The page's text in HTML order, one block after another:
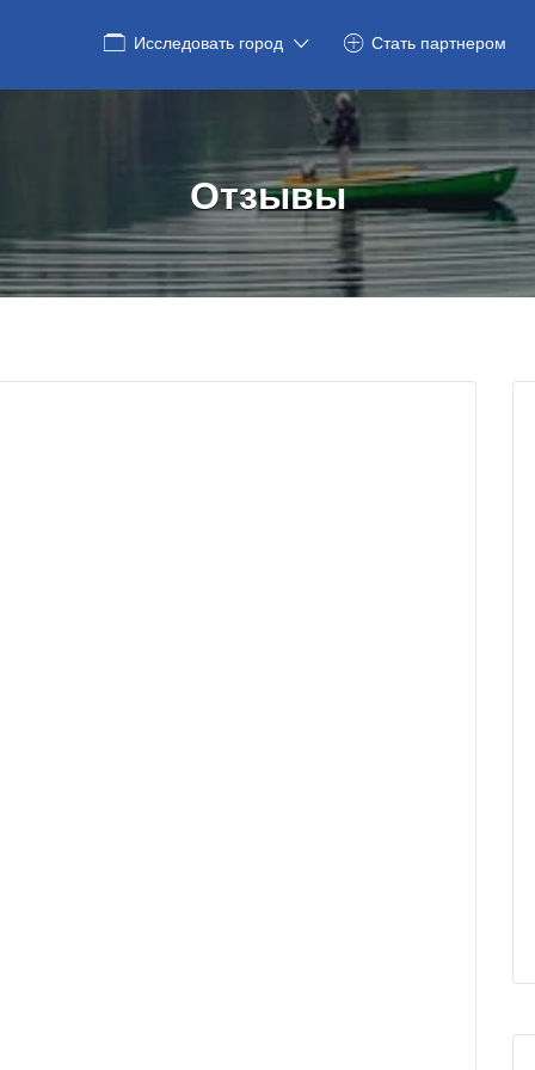
Исследовать город Стать партнером
Отзывы